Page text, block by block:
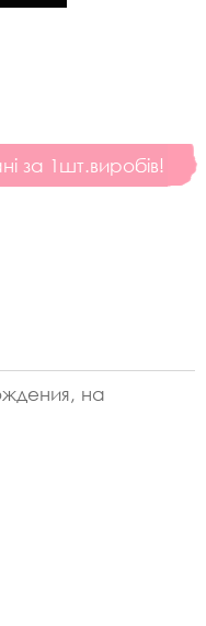
за 1шт.виробів!
на